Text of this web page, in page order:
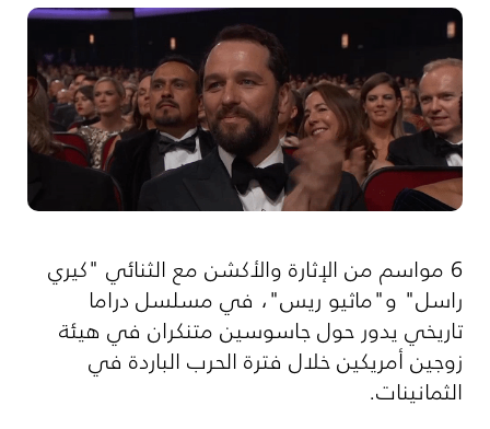
6 مواسم من الإثارة والأكشن مع الثنائي "كيري
راسل" و"ماثيو ريس"، في مسلسل دراما
تاريخي يدور حول جاسوسين متنكران في هيئة
زوجين أمريكين خلال فترة الحرب الباردة في
الثمانينات.